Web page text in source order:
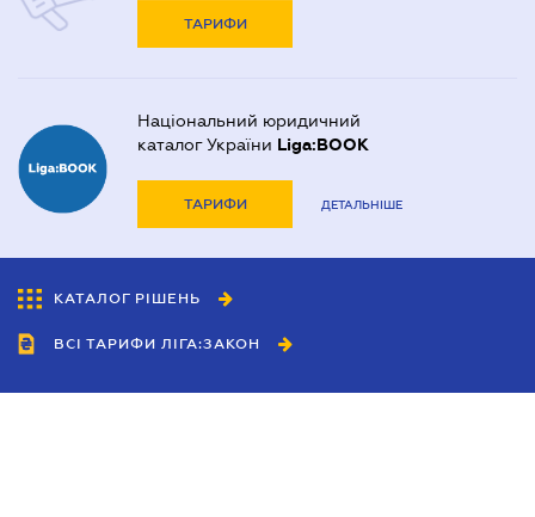
ТАРИФИ
Національний юридичний
каталог України Liga:BOOK
ТАРИФИ ДЕТАЛЬНІШЕ
КАТАЛОГ РІШЕНЬ
ВСІ ТАРИФИ ЛІГА:ЗАКОН